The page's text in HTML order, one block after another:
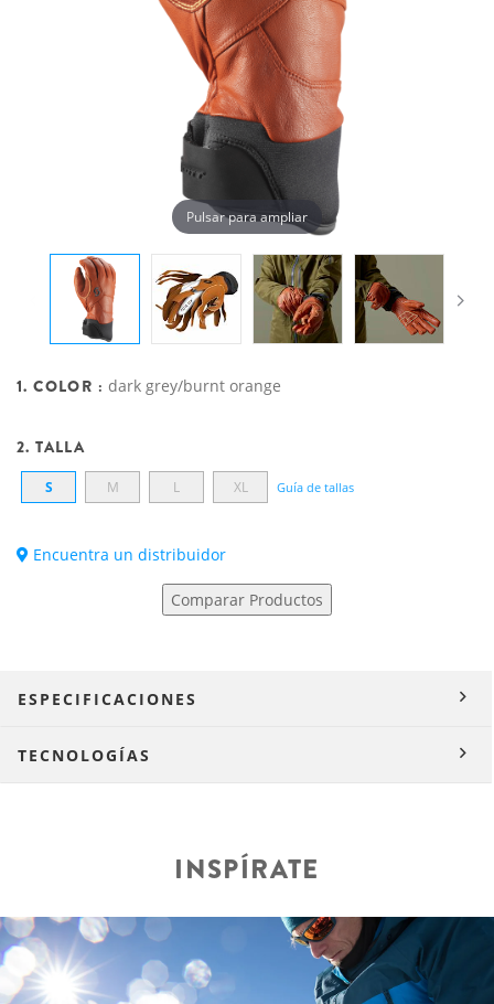
Pulsar para ampliar
1. COLOR : dark grey/burnt orange
2. TALLA
S M L XL Guía de tallas
Encuentra un distribuidor
Comparar Productos
ESPECIFICACIONES
TECNOLOGÍAS
INSPÍRATE